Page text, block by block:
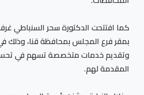
كما افتتحت الدكتورة سحر السنباطي
بمقر فرع المجلس بمحافظة قنا، وذلك
وتقديم خدمات متخصصة تسهم في
المقدمة لهم.